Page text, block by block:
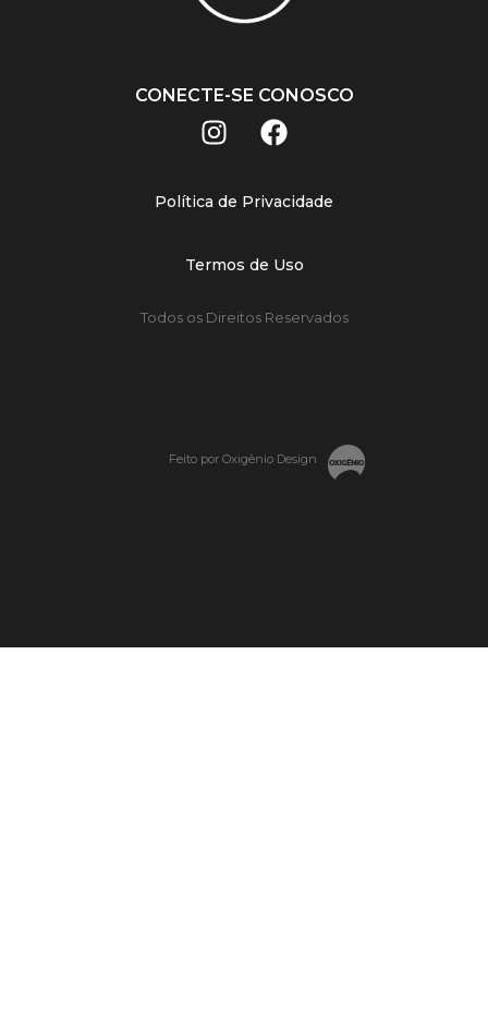
CONECTE-SE CONOSCO
Política de Privacidade
Termos de Uso
Todos os Direitos Reservados
Feito por Oxigênio Design